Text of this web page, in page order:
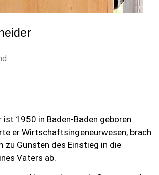
ist 1950 in Baden-Baden geboren.
er Wirtschaftsingeneurwesen, brach
zu Gunsten des Einstieg in die
Vaters ab.